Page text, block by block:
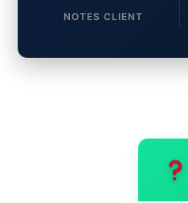
NOTES CLIENT